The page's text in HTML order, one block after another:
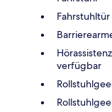
verfügbar